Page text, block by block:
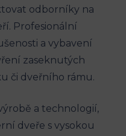
odborníky na
Profesionální
a vybavení
zaseknutých
či dveřního rámu.
a technologií,
dveře s vysokou